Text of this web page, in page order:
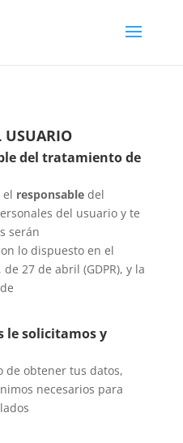
USUARIO
del tratamiento de
responsabledel
del usuario y te
serán
lo dispuesto en el
27 de abril (GDPR), y la
le solicitamos y
de obtener tus datos,
necesarios para